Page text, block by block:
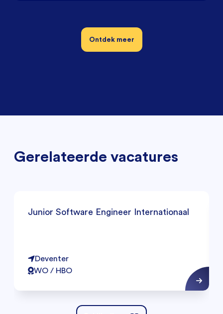
Ontdek meer
Gerelateerde vacatures
Junior Software Engineer Internationaal
Deventer
WO / HBO